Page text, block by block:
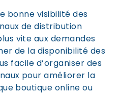
bonne visibilité des
de distribution
vite aux demandes
de la disponibilité des
facile d’organiser des
pour améliorer la
boutique online ou